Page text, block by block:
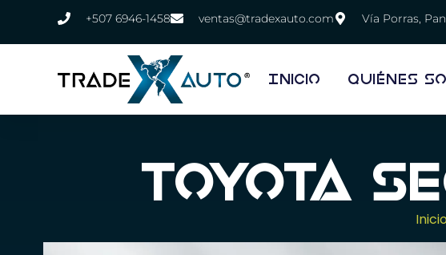
+507 6946-1458 ventas@tradexauto.com Vía Porras,
Inicio Quiénes
Toyota
Inicio